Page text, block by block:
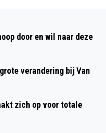
door en wil naar deze
verandering bij Van
zich op voor totale